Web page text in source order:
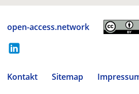
open-access.network
Kontakt Sitemap